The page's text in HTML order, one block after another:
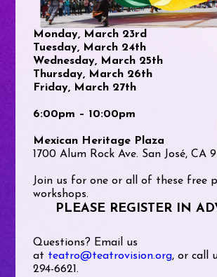
Monday, March 23rd
Tuesday, March 24th
Wednesday, March 25th
Thursday, March 26th
Friday, March 27th
6:00pm – 10:00pm
Mexican Heritage Plaza
1700 Alum Rock Ave. San José, CA
Join us for one or all of these free
workshops.
PLEASE REGISTER IN
Questions? Email us
at teatro@teatrovision.org, or call
294-6621.